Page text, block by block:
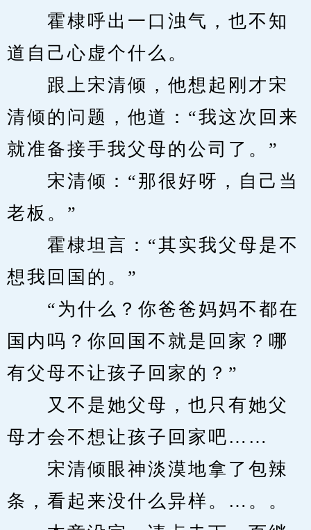
霍棣呼出一口浊气，也不知
道自己心虚个什么。
跟上宋清倾，他想起刚才宋
清倾的问题，他道：“我这次回来
就准备接手我父母的公司了。”
宋清倾：“那很好呀，自己当
老板。”
霍棣坦言：“其实我父母是不
想我回国的。”
“为什么？你爸爸妈妈不都在
国内吗？你回国不就是回家？哪
有父母不让孩子回家的？”
又不是她父母，也只有她父
母才会不想让孩子回家吧……
宋清倾眼神淡漠地拿了包辣
条，看起来没什么异样。…。。